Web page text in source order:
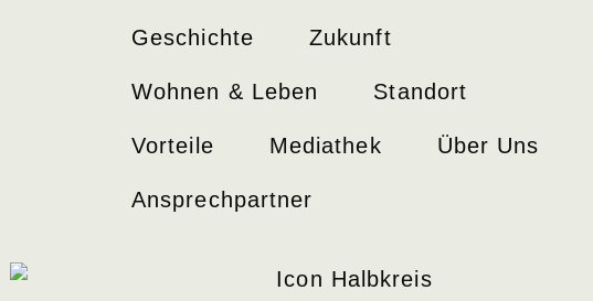
Geschichte Zukunft
Wohnen & Leben Standort
Vorteile Mediathek Über Uns
Ansprechpartner